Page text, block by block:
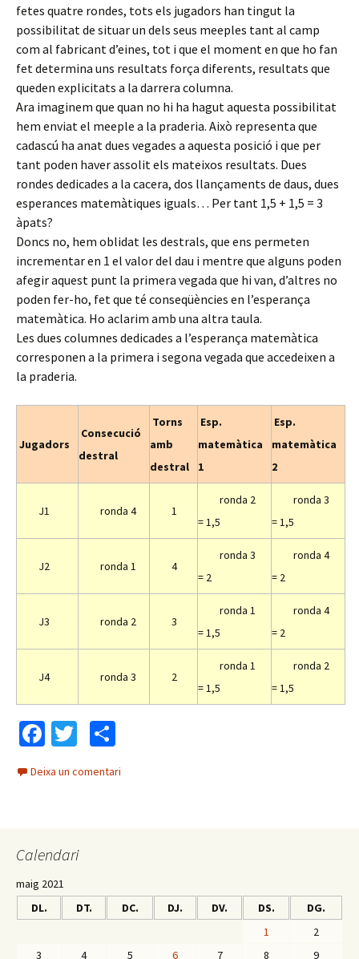
fetes quatre rondes, tots els jugadors han tingut la
possibilitat de situar un dels seus meeples tant al camp
com al fabricant d’eines, tot i que el moment en que ho fan
fet determina uns resultats força diferents, resultats que
queden explicitats a la darrera columna.
Ara imaginem que quan no hi ha hagut aquesta possibilitat
hem enviat el meeple a la praderia. Això representa que
cadascú ha anat dues vegades a aquesta posició i que per
tant poden haver assolit els mateixos resultats. Dues
rondes dedicades a la cacera, dos llançaments de daus, dues
esperances matemàtiques iguals… Per tant 1,5 + 1,5 = 3
àpats?
Doncs no, hem oblidat les destrals, que ens permeten
incrementar en 1 el valor del dau i mentre que alguns poden
afegir aquest punt la primera vegada que hi van, d’altres no
poden fer-ho, fet que té conseqüències en l’esperança
matemàtica. Ho aclarim amb una altra taula.
Les dues columnes dedicades a l’esperança matemàtica
corresponen a la primera i segona vegada que accedeixen a
la praderia.
Jugadors
Consecució
destral
Torns
amb
destral
Esp.
matemàtica
1
Esp.
matemàtica
2
J1 ronda 4 1
ronda 2
= 1,5
ronda 3
= 1,5
J2 ronda 1 4
ronda 3
= 2
ronda 4
= 2
J3 ronda 2 3
ronda 1
= 1,5
ronda 4
= 2
J4 ronda 3 2
ronda 1
= 1,5
ronda 2
= 1,5
Fa
b
k
T
tt
o
m
ix
Deixa un comentari
Calendari
maig 2021
DL.
DT. DC. DJ. DV. DS.
DG.
1
2
3
4 5 6 7 8 9